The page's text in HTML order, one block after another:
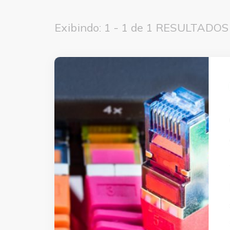
Exibindo: 1 - 1 de 1 RESULTADOS